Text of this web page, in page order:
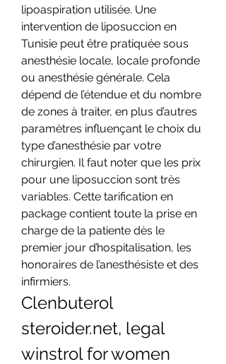
lipoaspiration utilisée. Une
intervention de liposuccion en
Tunisie peut être pratiquée sous
anesthésie locale, locale profonde
ou anesthésie générale. Cela
dépend de l’étendue et du nombre
de zones à traiter, en plus d’autres
paramètres influençant le choix du
type d’anesthésie par votre
chirurgien. Il faut noter que les prix
pour une liposuccion sont très
variables. Cette tarification en
package contient toute la prise en
charge de la patiente dès le
premier jour d’hospitalisation, les
honoraires de l’anesthésiste et des
infirmiers.
Clenbuterol
steroider.net, legal
winstrol for women